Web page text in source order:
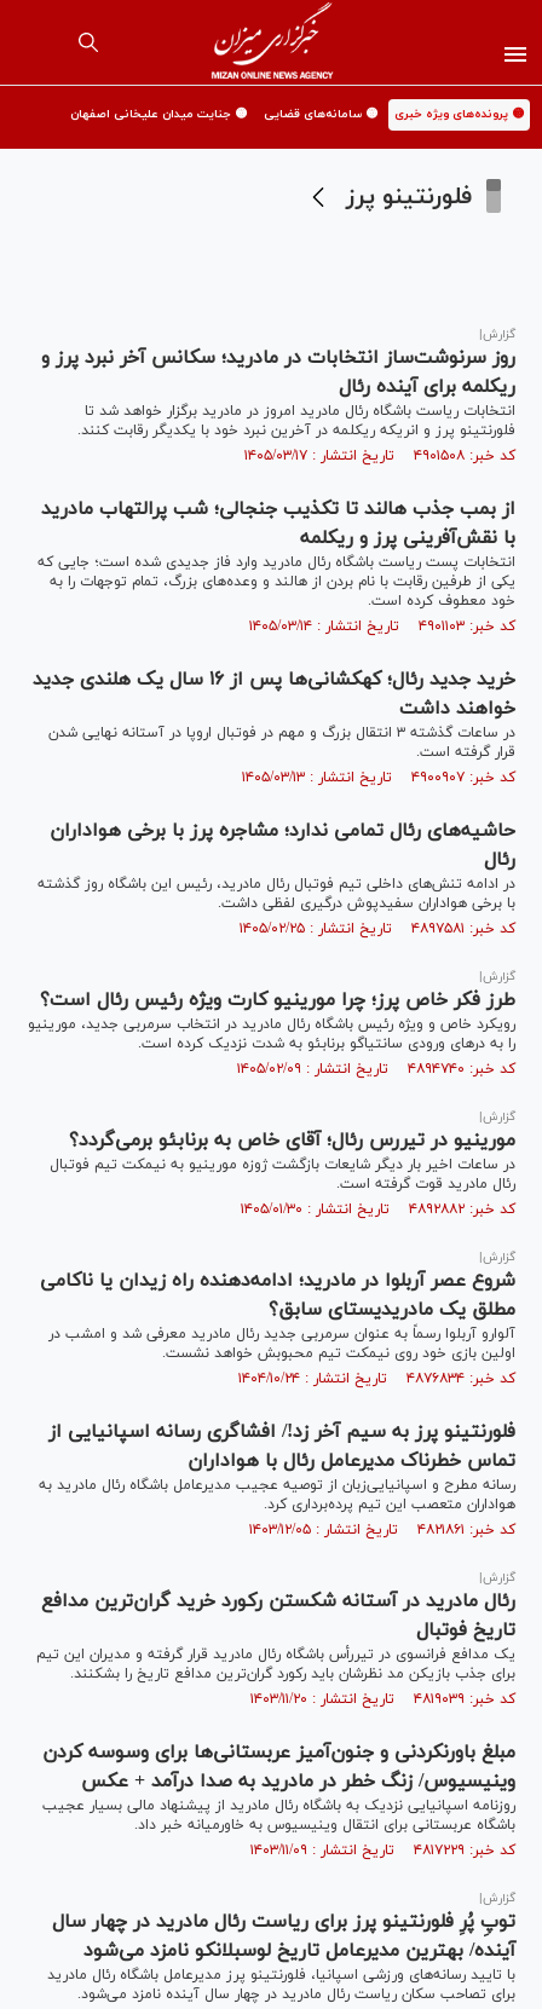
🟡 پرونده‌های ویژه خبری 🟡 سامانه‌های قضایی 🟡 جنایت میدان علیخانی اصفهان
فلورنتینو پرز
گزارش|
روز سرنوشت‌ساز انتخابات در مادرید؛ سکانس آخر نبرد پرز و
ریکلمه برای آینده رئال
انتخابات ریاست باشگاه رئال مادرید امروز در مادرید برگزار خواهد شد تا
فلورنتینو پرز و انریکه ریکلمه در آخرین نبرد خود با یکدیگر رقابت کنند.
کد خبر: ۴۹۰۱۵۰۸ تاریخ انتشار : ۱۴۰۵/۰۳/۱۷
از بمب جذب هالند تا تکذیب جنجالی؛ شب پرالتهاب مادرید
با نقش‌آفرینی پرز و ریکلمه
انتخابات پست ریاست باشگاه رئال مادرید وارد فاز جدیدی شده است؛ جایی که
یکی از طرفین رقابت با نام بردن از هالند و وعده‌های بزرگ، تمام توجهات را به
خود معطوف کرده است.
کد خبر: ۴۹۰۱۱۰۳ تاریخ انتشار : ۱۴۰۵/۰۳/۱۴
خرید جدید رئال؛ کهکشانی‌ها پس از ۱۶ سال یک هلندی جدید
خواهند داشت
در ساعات گذشته ۳ انتقال بزرگ و مهم در فوتبال اروپا در آستانه نهایی شدن
قرار گرفته است.
کد خبر: ۴۹۰۰۹۰۷ تاریخ انتشار : ۱۴۰۵/۰۳/۱۳
حاشیه‌های رئال تمامی ندارد؛ مشاجره پرز با برخی هواداران
رئال
در ادامه تنش‌های داخلی تیم فوتبال رئال مادرید، رئیس این باشگاه روز گذشته
با برخی هواداران سفیدپوش درگیری لفظی داشت.
کد خبر: ۴۸۹۷۵۸۱ تاریخ انتشار : ۱۴۰۵/۰۲/۲۵
گزارش|
طرز فکر خاص پرز؛ چرا مورینیو کارت ویژه رئیس رئال است؟
رویکرد خاص و ویژه رئیس باشگاه رئال مادرید در انتخاب سرمربی جدید، مورینیو
را به در‌های ورودی سانتیاگو برنابئو به شدت نزدیک کرده است.
کد خبر: ۴۸۹۴۷۴۰ تاریخ انتشار : ۱۴۰۵/۰۲/۰۹
گزارش|
مورینیو در تیررس رئال؛ آقای خاص به برنابئو برمی‌گردد؟
در ساعات اخیر بار دیگر شایعات بازگشت ژوزه مورینیو به نیمکت تیم فوتبال
رئال مادرید قوت گرفته است.
کد خبر: ۴۸۹۲۸۸۲ تاریخ انتشار : ۱۴۰۵/۰۱/۳۰
گزارش|
شروع عصر آربلوا در مادرید؛ ادامه‌دهنده راه زیدان یا ناکامی
مطلق یک مادریدیستای سابق؟
آلوارو آربلوا رسماً به عنوان سرمربی جدید رئال مادرید معرفی شد و امشب در
اولین بازی خود روی نیمکت تیم محبوبش خواهد نشست.
کد خبر: ۴۸۷۶۸۳۴ تاریخ انتشار : ۱۴۰۴/۱۰/۲۴
فلورنتینو پرز به سیم آخر زد!/ افشاگری رسانه اسپانیایی از
تماس خطرناک مدیرعامل رئال با هواداران
رسانه مطرح و اسپانیایی‌زبان از توصیه عجیب مدیرعامل باشگاه رئال مادرید به
هواداران متعصب این تیم پرده‌برداری کرد.
کد خبر: ۴۸۲۱۸۶۱ تاریخ انتشار : ۱۴۰۳/۱۲/۰۵
گزارش|
رئال مادرید در آستانه شکستن رکورد خرید گران‌ترین مدافع
تاریخ فوتبال
یک مدافع فرانسوی در تیررأس باشگاه رئال مادرید قرار گرفته و مدیران این تیم
برای جذب بازیکن مد نظرشان باید رکورد گران‌ترین مدافع تاریخ را بشکنند.
کد خبر: ۴۸۱۹۰۳۹ تاریخ انتشار : ۱۴۰۳/۱۱/۲۰
مبلغ باورنکردنی و جنون‌آمیز عربستانی‌ها برای وسوسه کردن
وینیسیوس/ زنگ خطر در مادرید به صدا درآمد + عکس
روزنامه اسپانیایی نزدیک به باشگاه رئال مادرید از پیشنهاد مالی بسیار عجیب
باشگاه عربستانی برای انتقال وینیسیوس به خاورمیانه خبر داد.
کد خبر: ۴۸۱۷۲۲۹ تاریخ انتشار : ۱۴۰۳/۱۱/۰۹
گزارش|
توپِ پُرِ فلورنتینو پرز برای ریاست رئال مادرید در چهار سال
آینده/ بهترین مدیرعامل تاریخ لوسبلانکو نامزد می‌شود
با تایید رسانه‌های ورزشی اسپانیا، فلورنتینو پرز مدیرعامل باشگاه رئال مادرید
برای تصاحب سکان ریاست رئال مادرید در چهار سال آینده نامزد می‌شود.